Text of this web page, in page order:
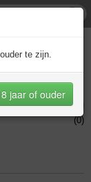
UW WINKELWAGEN
Geen producten(0)
te zijn.
jaar of ouder